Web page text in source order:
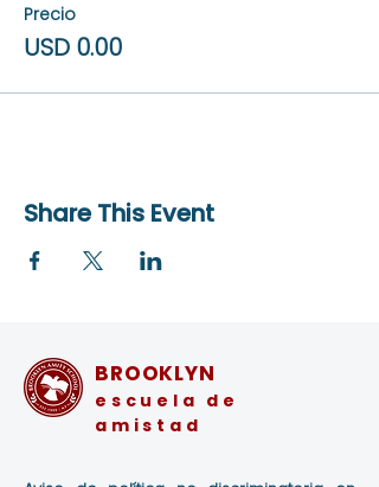
Precio
USD 0.00
Share This Event
BROOKLYN
escuela de
amistad